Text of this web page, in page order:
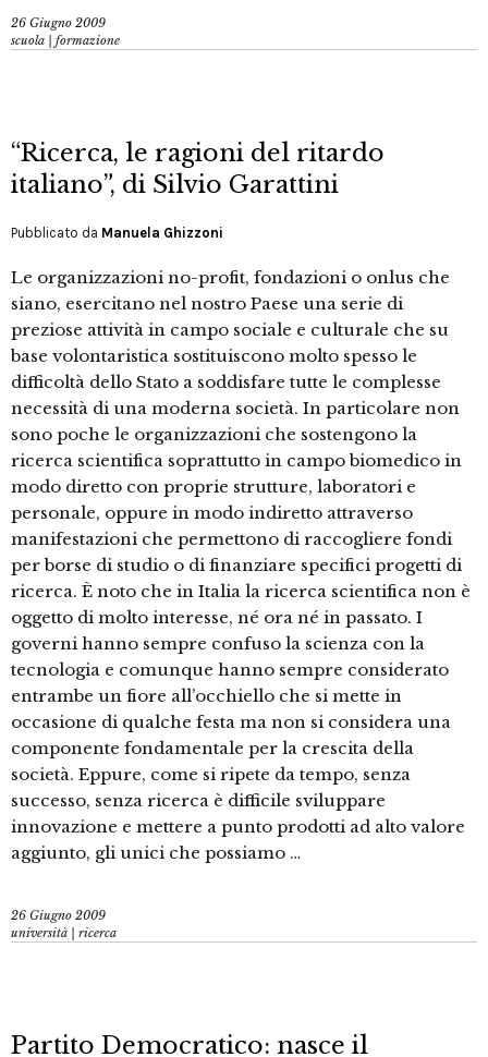
26 Giugno 2009
scuola | formazione
“Ricerca, le ragioni del ritardo
italiano”, di Silvio Garattini
Pubblicato da Manuela Ghizzoni
Le organizzazioni no-profit, fondazioni o onlus che
siano, esercitano nel nostro Paese una serie di
preziose attività in campo sociale e culturale che su
base volontaristica sostituiscono molto spesso le
difficoltà dello Stato a soddisfare tutte le complesse
necessità di una moderna società. In particolare non
sono poche le organizzazioni che sostengono la
ricerca scientifica soprattutto in campo biomedico in
modo diretto con proprie strutture, laboratori e
personale, oppure in modo indiretto attraverso
manifestazioni che permettono di raccogliere fondi
per borse di studio o di finanziare specifici progetti di
ricerca. È noto che in Italia la ricerca scientifica non è
oggetto di molto interesse, né ora né in passato. I
governi hanno sempre confuso la scienza con la
tecnologia e comunque hanno sempre considerato
entrambe un fiore all’occhiello che si mette in
occasione di qualche festa ma non si considera una
componente fondamentale per la crescita della
società. Eppure, come si ripete da tempo, senza
successo, senza ricerca è difficile sviluppare
innovazione e mettere a punto prodotti ad alto valore
aggiunto, gli unici che possiamo …
26 Giugno 2009
università | ricerca
Partito Democratico: nasce il